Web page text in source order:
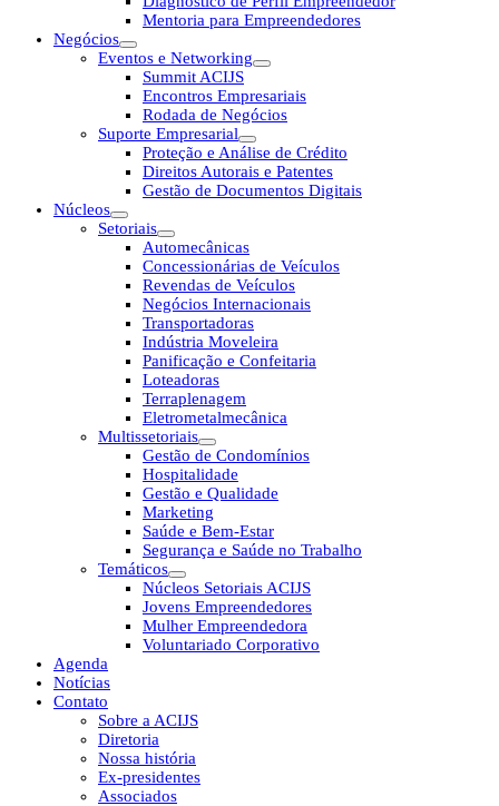
Mentoria para Empreendedores
Negócios
Eventos e Networking
Summit ACIJS
Encontros Empresariais
Rodada de Negócios
Suporte Empresarial
Proteção e Análise de Crédito
Direitos Autorais e Patentes
Gestão de Documentos Digitais
Núcleos
Setoriais
Automecânicas
Concessionárias de Veículos
Revendas de Veículos
Negócios Internacionais
Transportadoras
Indústria Moveleira
Panificação e Confeitaria
Loteadoras
Terraplenagem
Eletrometalmecânica
Multissetoriais
Gestão de Condomínios
Hospitalidade
Gestão e Qualidade
Marketing
Saúde e Bem-Estar
Segurança e Saúde no Trabalho
Temáticos
Núcleos Setoriais ACIJS
Jovens Empreendedores
Mulher Empreendedora
Voluntariado Corporativo
Agenda
Notícias
Contato
Sobre a ACIJS
Diretoria
Nossa história
Ex-presidentes
Associados